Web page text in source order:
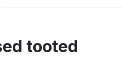
tooted